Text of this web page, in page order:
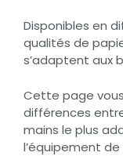
Disponibles en
qualités de
s’adaptent aux
Cette page
différences
mains le plus
l’équipement